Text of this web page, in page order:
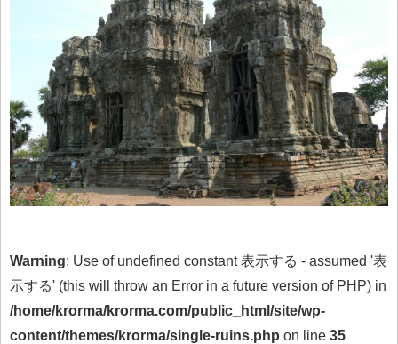
Warning: Use of undefined constant 表示する - assumed '表
示する' (this will throw an Error in a future version of PHP) in
/home/krorma/krorma.com/public_html/site/wp-
content/themes/krorma/single-ruins.php on line 35